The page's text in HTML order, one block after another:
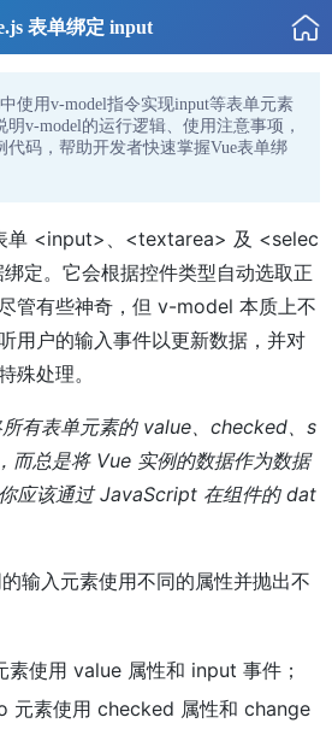
表单绑定 input
使用v-model指令实现input等表单元素
v-model的运行逻辑、使用注意事项，
代码，帮助开发者快速掌握Vue表单绑
单 <input>、<textarea> 及 <selec
定。它会根据控件类型自动选取正
管有些神奇，但 v-model 本质上不
用户的输入事件以更新数据，并对
殊处理。
有表单元素的 value、checked、s
而总是将 Vue 实例的数据作为数据
应该通过 JavaScript 在组件的 dat
输入元素使用不同的属性并抛出不
使用 value 属性和 input 事件；
元素使用 checked 属性和 change